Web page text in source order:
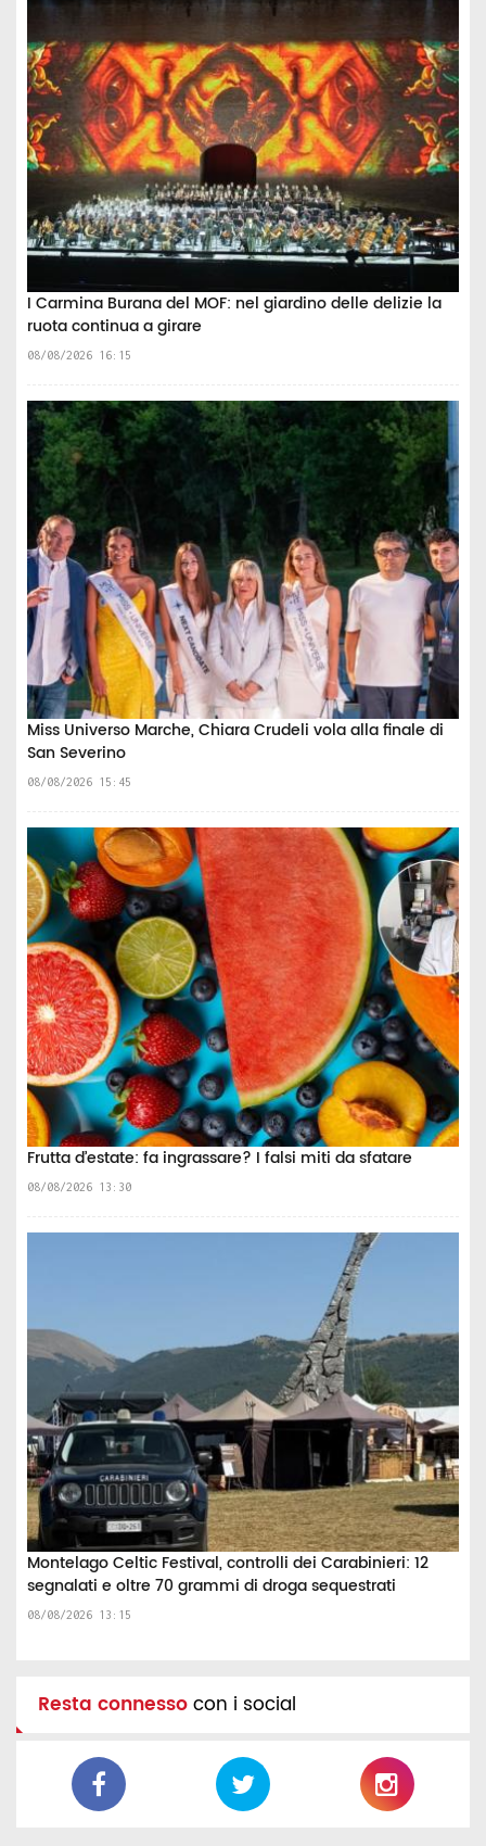
I Carmina Burana del MOF: nel giardino delle delizie la
ruota continua a girare
08/08/2026 16:15
Miss Universo Marche, Chiara Crudeli vola alla finale di
San Severino
08/08/2026 15:45
Frutta d’estate: fa ingrassare? I falsi miti da sfatare
08/08/2026 13:30
Montelago Celtic Festival, controlli dei Carabinieri: 12
segnalati e oltre 70 grammi di droga sequestrati
08/08/2026 13:15
Resta connessocon i social